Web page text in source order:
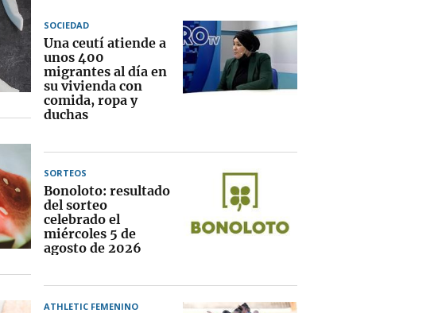
SOCIEDAD
Una ceutí atiende a
unos 400
migrantes al día en
su vivienda con
comida, ropa y
duchas
SORTEOS
Bonoloto: resultado
del sorteo
celebrado el
miércoles 5 de
agosto de 2026
ATHLETIC FEMENINO